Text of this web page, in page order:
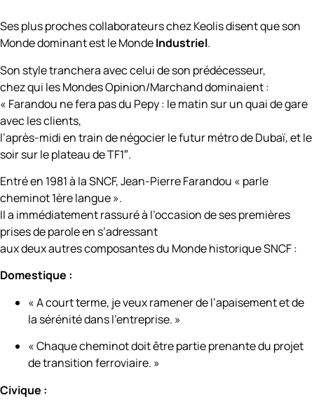
Ses plus proches collaborateurs chez Keolis disent que son
Monde dominant est le MondeIndustriel.
Son style tranchera avec celui de son prédécesseur,
chez qui les Mondes Opinion/Marchand dominaient :
« Farandou ne fera pas du Pepy : le matin sur un quai de gare
avec les clients,
l’après-midi en train de négocier le futur métro de Dubaï, et le
soir sur le plateau de TF1″.
Entré en 1981 à la SNCF, Jean-Pierre Farandou « parle
cheminot 1ère langue ».
Il a immédiatement rassuré à l’occasion de ses premières
prises de parole en s’adressant
aux deux autres composantes du Monde historique SNCF :
Domestique :
« A court terme, je veux ramener de l’apaisement et de
la sérénité dans l’entreprise. »
« Chaque cheminot doit être partie prenante du projet
de transition ferroviaire. »
Civique :